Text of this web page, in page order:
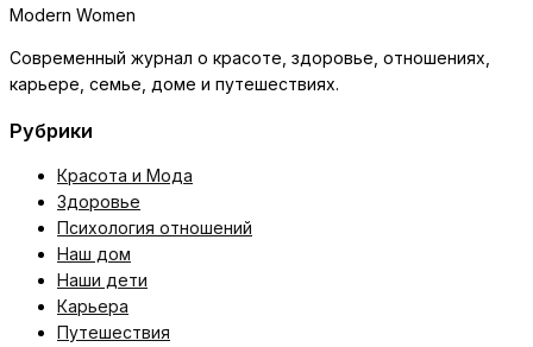
Modern Women
Современный журнал о красоте, здоровье, отношениях,
карьере, семье, доме и путешествиях.
Рубрики
Красота и Мода
Здоровье
Психология отношений
Наш дом
Наши дети
Карьера
Путешествия